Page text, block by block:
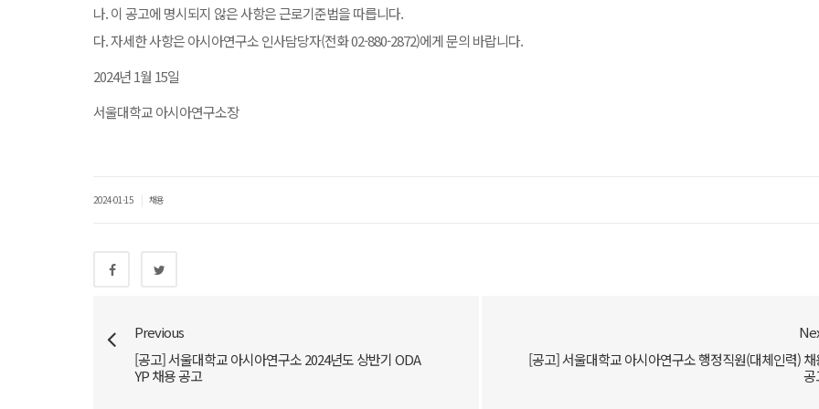
나. 이 공고에 명시되지 않은 사항은 근로기준법을 따릅니다.
다. 자세한 사항은 아시아연구소 인사담당자(전화 02-880-2872)에게 문의 바랍니다.
2024년 1월 15일
서울대학교 아시아연구소장
2024-01-15 채용
Previous
[공고] 서울대학교 아시아연구소 2024년도 상반기 ODA
YP 채용 공고
[공고] 서울대학교 아시아연구소 행정직원(대체인력) 채
공